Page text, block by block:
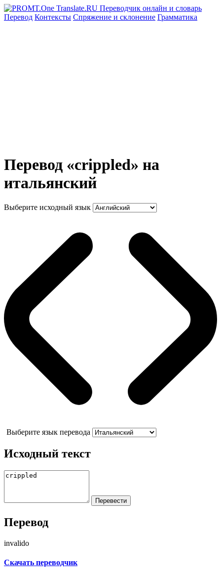
Перевод Контексты Спряжение и склонение Грамматика
Перевод «crippled» на
итальянский
Выберите исходный язык
Выберите язык перевода
Исходный текст
Перевод
invalido
Скачать переводчик